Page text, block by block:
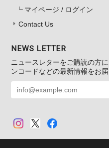
マイページ / ログイン
Contact Us
NEWS LETTER
ニュースレターをご購読の方
ンコードなどの最新情報をお届